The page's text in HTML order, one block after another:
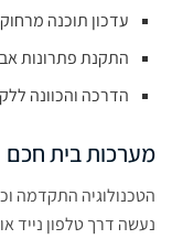
עדכון תוכנה מרחוק
התקנת פתרונות
הדרכה והכוונה
מערכות בית חכם
הטכנולוגיה התקדמה